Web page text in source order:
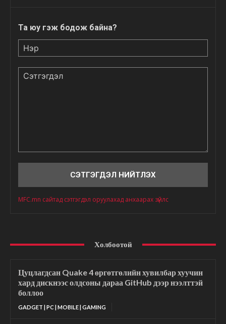
Та юу гэж бодож байна?
MFC.mn сайтад сэтгэгдэл оруулахад анхаарах зүйлс
Холбоотой
Цуцлагдсан Quake 4 өргөтгөлийн хувилбар хуучин
хард дискнээс олдсоны дараа GitHub дээр нээлттэй
боллоо
GADGET | PC | MOBILE | GAMING